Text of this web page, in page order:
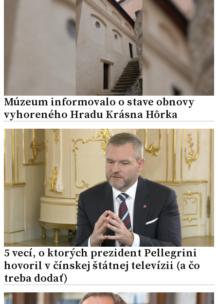
Múzeum informovalo o stave obnovy
vyhoreného Hradu Krásna Hôrka
5 vecí, o ktorých prezident Pellegrini
hovoril v čínskej štátnej televízii (a čo
treba dodať)